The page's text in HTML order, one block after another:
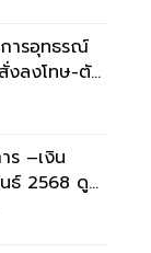
ารอุทธรณ์
ลงโทษ-ตัด
ร –เงิน
ธ์ 2568 ดู